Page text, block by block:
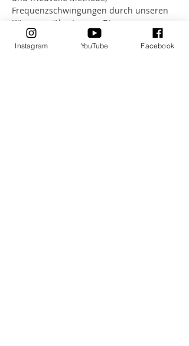
Frequenzschwingungen durch unseren
Körper zu übertragen. Diese
Schwingungen versetzen uns in einen
Zustand der inneren Ruhe, des
Instagram YouTube Facebook